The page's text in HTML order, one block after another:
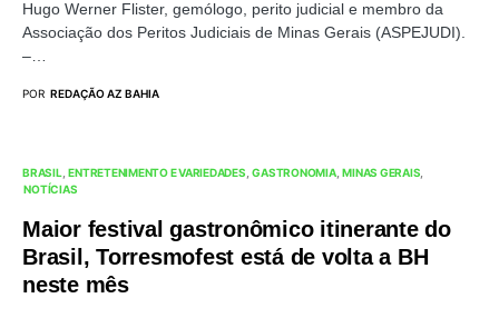
Hugo Werner Flister, gemólogo, perito judicial e membro da
Associação dos Peritos Judiciais de Minas Gerais (ASPEJUDI).
–…
POR REDAÇÃO AZ BAHIA
BRASIL ENTRETENIMENTO E VARIEDADES GASTRONOMIA MINAS GERAIS
NOTÍCIAS
Maior festival gastronômico itinerante do
Brasil, Torresmofest está de volta a BH
neste mês